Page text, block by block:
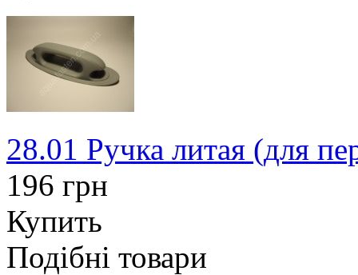
28.01 Ручка литая (для
196 грн
Купить
Подібні товари